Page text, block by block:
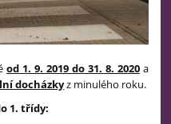
od 1. 9. 2019 do 31. 8. 2020a
docházkyz minulého roku.
1. třídy: